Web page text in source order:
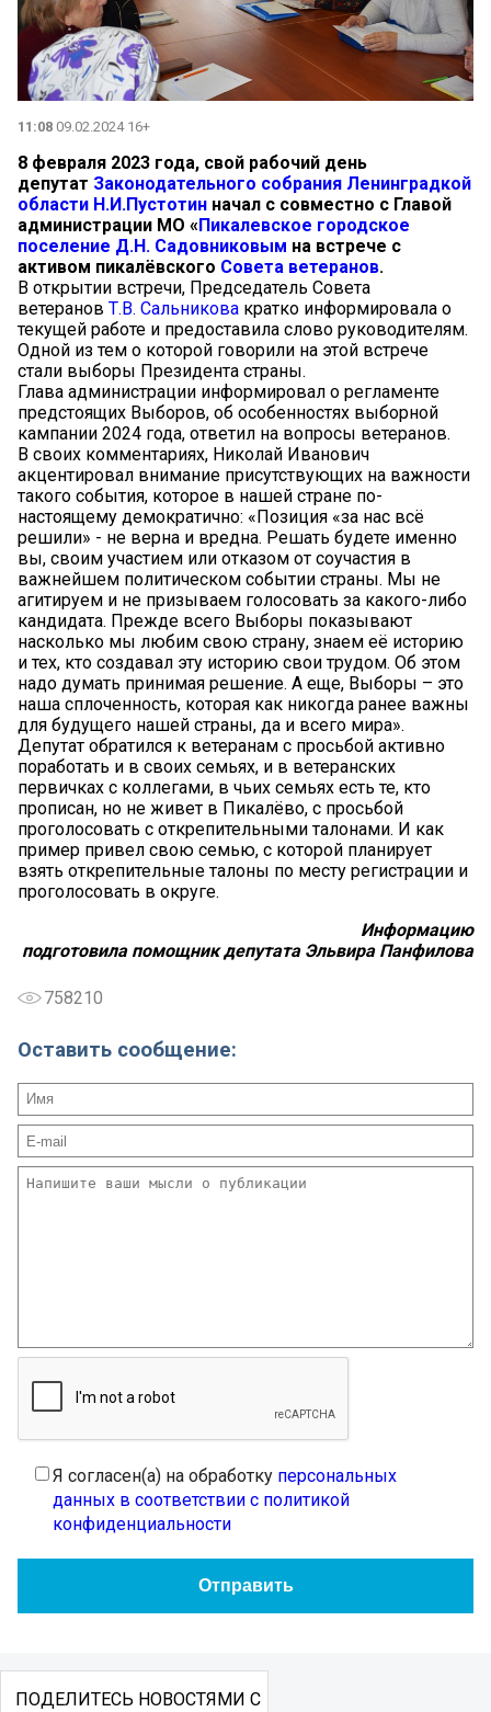
11:08 09.02.2024 16+
8 февраля 2023 года, свой рабочий день
депутат Законодательного собрания Ленинградкой
области Н.И.Пустотин начал с совместно с Главой
администрации МО «Пикалевское городское
поселение Д.Н. Садовниковым на встрече с
активом пикалёвского Совета ветеранов.
В открытии встречи, Председатель Совета
ветеранов Т.В. Сальникова кратко информировала о
текущей работе и предоставила слово руководителям.
Одной из тем о которой говорили на этой встрече
стали выборы Президента страны.
Глава администрации информировал о регламенте
предстоящих Выборов, об особенностях выборной
кампании 2024 года, ответил на вопросы ветеранов.
В своих комментариях, Николай Иванович
акцентировал внимание присутствующих на важности
такого события, которое в нашей стране по-
настоящему демократично: «Позиция «за нас всё
решили» - не верна и вредна. Решать будете именно
вы, своим участием или отказом от соучастия в
важнейшем политическом событии страны. Мы не
агитируем и не призываем голосовать за какого-либо
кандидата. Прежде всего Выборы показывают
насколько мы любим свою страну, знаем её историю
и тех, кто создавал эту историю свои трудом. Об этом
надо думать принимая решение. А еще, Выборы – это
наша сплоченность, которая как никогда ранее важны
для будущего нашей страны, да и всего мира».
Депутат обратился к ветеранам с просьбой активно
поработать и в своих семьях, и в ветеранских
первичках с коллегами, в чьих семьях есть те, кто
прописан, но не живет в Пикалёво, с просьбой
проголосовать с открепительными талонами. И как
пример привел свою семью, с которой планирует
взять открепительные талоны по месту регистрации и
проголосовать в округе.
Информацию
подготовила помощник депутатаЭльвира Панфилова
758210
Оставить сообщение:
Я согласен(а) на обработку персональных
данных в соответствии с политикой
конфиденциальности
ПОДЕЛИТЕСЬ НОВОСТЯМИ С